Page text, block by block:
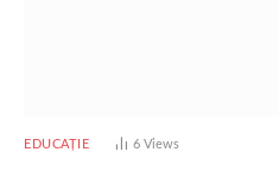
EDUCAȚIE 6Views